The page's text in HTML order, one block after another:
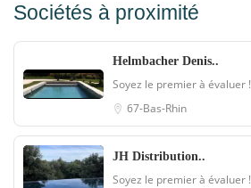
Sociétés à proximité
Helmbacher Denis..
Soyez le premier à évaluer !
67-Bas-Rhin
JH Distribution..
Soyez le premier à évaluer !